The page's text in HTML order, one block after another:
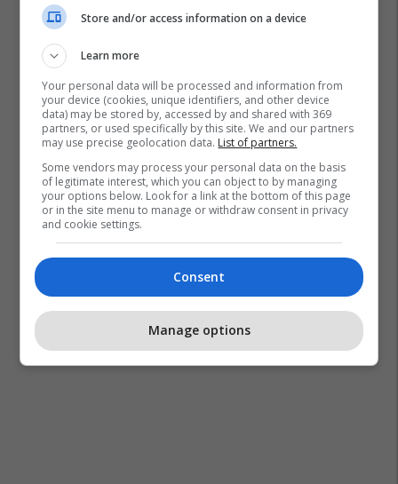
Store and/or access information on a device
Learn more
Your personal data will be processed and information from
your device (cookies, unique identifiers, and other device
data) may be stored by, accessed by and shared with 369
partners, or used specifically by this site. We and our partners
may use precise geolocation data. List of partners.
Some vendors may process your personal data on the basis
of legitimate interest, which you can object to by managing
your options below. Look for a link at the bottom of this page
or in the site menu to manage or withdraw consent in privacy
and cookie settings.
Consent
Manage options